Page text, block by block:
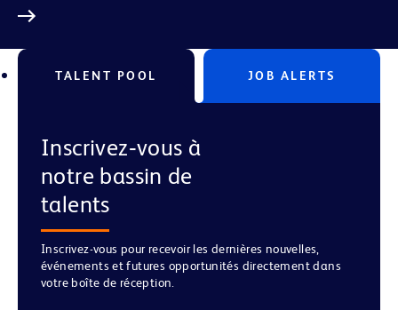
TALENT POOL JOB ALERTS
Inscrivez‑vous à
notre bassin de
talents
Inscrivez-vous pour recevoir les dernières nouvelles,
événements et futures opportunités directement dans
votre boîte de réception.